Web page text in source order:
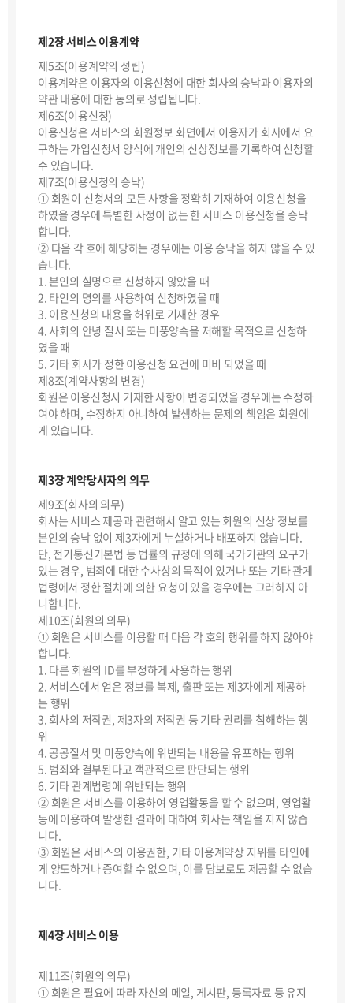
제2장 서비스 이용계약
제5조(이용계약의 성립)
이용계약은 이용자의 이용신청에 대한 회사의 승낙과 이용자의
약관 내용에 대한 동의로 성립됩니다.
제6조(이용신청)
이용신청은 서비스의 회원정보 화면에서 이용자가 회사에서 요
구하는 가입신청서 양식에 개인의 신상정보를 기록하여 신청할
수 있습니다.
제7조(이용신청의 승낙)
① 회원이 신청서의 모든 사항을 정확히 기재하여 이용신청을
하였을 경우에 특별한 사정이 없는 한 서비스 이용신청을 승낙
합니다.
② 다음 각 호에 해당하는 경우에는 이용 승낙을 하지 않을 수 있
습니다.
1. 본인의 실명으로 신청하지 않았을 때
2. 타인의 명의를 사용하여 신청하였을 때
3. 이용신청의 내용을 허위로 기재한 경우
4. 사회의 안녕 질서 또는 미풍양속을 저해할 목적으로 신청하
였을 때
5. 기타 회사가 정한 이용신청 요건에 미비 되었을 때
제8조(계약사항의 변경)
회원은 이용신청시 기재한 사항이 변경되었을 경우에는 수정하
여야 하며, 수정하지 아니하여 발생하는 문제의 책임은 회원에
게 있습니다.
제3장 계약당사자의 의무
제9조(회사의 의무)
회사는 서비스 제공과 관련해서 알고 있는 회원의 신상 정보를
본인의 승낙 없이 제3자에게 누설하거나 배포하지 않습니다.
단, 전기통신기본법 등 법률의 규정에 의해 국가기관의 요구가
있는 경우, 범죄에 대한 수사상의 목적이 있거나 또는 기타 관계
법령에서 정한 절차에 의한 요청이 있을 경우에는 그러하지 아
니합니다.
제10조(회원의 의무)
① 회원은 서비스를 이용할 때 다음 각 호의 행위를 하지 않아야
합니다.
1. 다른 회원의 ID를 부정하게 사용하는 행위
2. 서비스에서 얻은 정보를 복제, 출판 또는 제3자에게 제공하
는 행위
3. 회사의 저작권, 제3자의 저작권 등 기타 권리를 침해하는 행
위
4. 공공질서 및 미풍양속에 위반되는 내용을 유포하는 행위
5. 범죄와 결부된다고 객관적으로 판단되는 행위
6. 기타 관계법령에 위반되는 행위
② 회원은 서비스를 이용하여 영업활동을 할 수 없으며, 영업활
동에 이용하여 발생한 결과에 대하여 회사는 책임을 지지 않습
니다.
③ 회원은 서비스의 이용권한, 기타 이용계약상 지위를 타인에
게 양도하거나 증여할 수 없으며, 이를 담보로도 제공할 수 없습
니다.
제4장 서비스 이용
제11조(회원의 의무)
① 회원은 필요에 따라 자신의 메일, 게시판, 등록자료 등 유지